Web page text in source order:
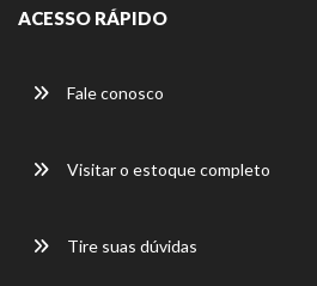
ACESSO RÁPIDO
Fale conosco
Visitar o estoque completo
Tire suas dúvidas